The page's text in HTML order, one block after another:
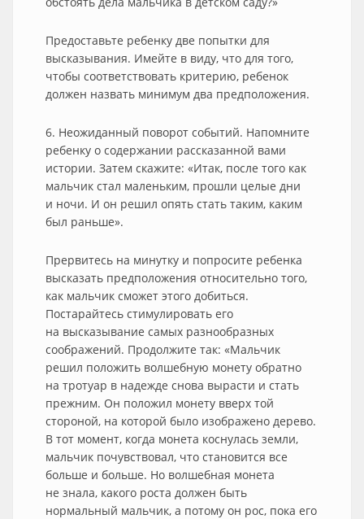
Предоставьте ребенку две попытки для
высказывания. Имейте в виду, что для того,
чтобы соответствовать критерию, ребенок
должен назвать минимум два предположения.
6. Неожиданный поворот событий. Напомните
ребенку о содержании рассказанной вами
истории. Затем скажите: «Итак, после того как
мальчик стал маленьким, прошли целые дни
и ночи. И он решил опять стать таким, каким
был раньше».
Прервитесь на минутку и попросите ребенка
высказать предположения относительно того,
как мальчик сможет этого добиться.
Постарайтесь стимулировать его
на высказывание самых разнообразных
соображений. Продолжите так: «Мальчик
решил положить волшебную монету обратно
на тротуар в надежде снова вырасти и стать
прежним. Он положил монету вверх той
стороной, на которой было изображено дерево.
В тот момент, когда монета коснулась земли,
мальчик почувствовал, что становится все
больше и больше. Но волшебная монета
не знала, какого роста должен быть
нормальный мальчик, а потому он рос, пока его